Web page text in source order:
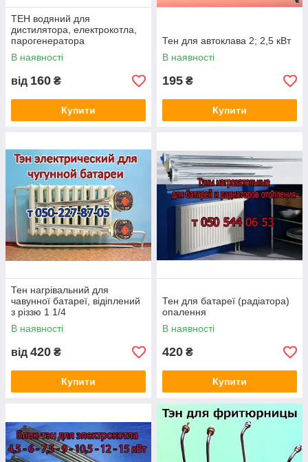
ТЕН водяний для
дистилятора, електрокотла,
парогенератора
В наявності
від 160 ₴
Купити
Тен для автоклава 2; 2,5 кВт
В наявності
195 ₴
Купити
Тен нагрівальний для
чавунної батареї, відіплений
з різзю 1 1/4
В наявності
від 420 ₴
Купити
Тен для батареї (радіатора)
опалення
В наявності
420 ₴
Купити